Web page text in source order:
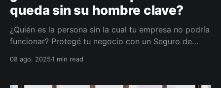
queda sin su hombre clave?
¿Quién es la persona sin la cual tu empresa no podría
funcionar? Protegé tu negocio con un Seguro de
marcha, pase lo que pase.
08 ago. 20251 min read